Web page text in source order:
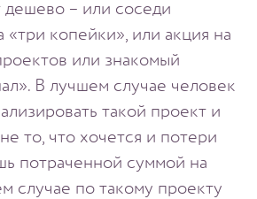
дешево – или соседи
«три копейки», или акция на
или знакомый
В лучшем случае человек
такой проект и
то, что хочется и потери
потраченной суммой на
случае по такому проекту